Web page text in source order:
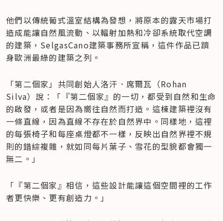
他們以傳統葡式溫室結構為發想，將原本的露天市場打
造成能讓自然風流動、以輻射加熱和冷卻系統取代空調
的建築，SelgasCano建築事務所宣稱，這件作品已躋
身歐洲最綠的建築之列。
「第二個家」共同創始人洛汗．席爾瓦（Rohan
Silva）說：「『第二個家』的一切，都受到自然和生命
的啟發，或者是因為嚮往自然而打造。這棟建築裡沒有
一條直線，因為直線不存在於自然界中。同樣地，這裡
的每張椅子和每座桌燈都不一樣，反映出自然界裡不規
則的錯綜複雜，就如同每片葉子、雪花的型貌都會獨一
無二。」
「『第二個家』相信，這些設計能讓這個空間裡的工作
者更快樂、更有創造力。」